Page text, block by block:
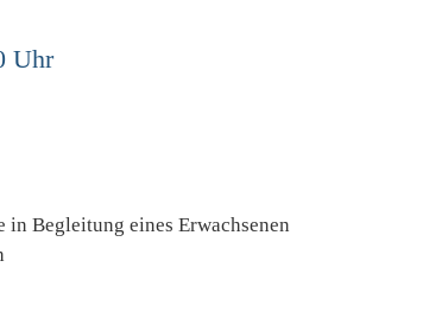
Uhr
Begleitung eines Erwachsenen